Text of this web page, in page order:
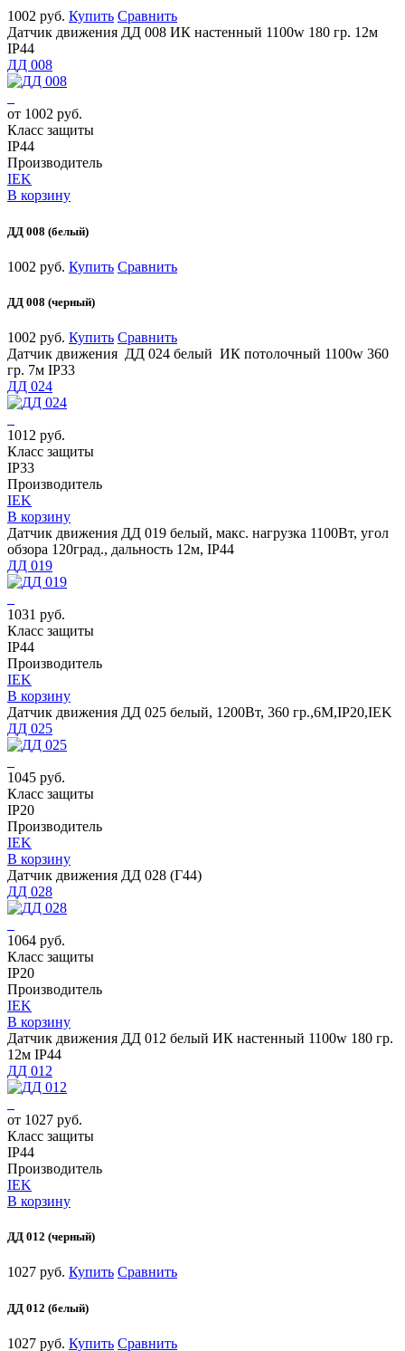
1002 руб. Купить Сравнить
Датчик движения ДД 008 ИК настенный 1100w 180 гр. 12м
IP44
ДД 008
от 1002 руб.
Класс защиты
IP44
Производитель
IEK
В корзину
ДД 008 (белый)
1002 руб. Купить Сравнить
ДД 008 (черный)
1002 руб. Купить Сравнить
Датчик движения ДД 024 белый ИК потолочный 1100w 360
гр. 7м IP33
ДД 024
1012 руб.
Класс защиты
IP33
Производитель
IEK
В корзину
Датчик движения ДД 019 белый, макс. нагрузка 1100Вт, угол
обзора 120град., дальность 12м, IP44
ДД 019
1031 руб.
Класс защиты
IP44
Производитель
IEK
В корзину
Датчик движения ДД 025 белый, 1200Вт, 360 гр.,6М,IP20,IEK
ДД 025
1045 руб.
Класс защиты
IP20
Производитель
IEK
В корзину
Датчик движения ДД 028 (Г44)
ДД 028
1064 руб.
Класс защиты
IP20
Производитель
IEK
В корзину
Датчик движения ДД 012 белый ИК настенный 1100w 180 гр.
12м IP44
ДД 012
от 1027 руб.
Класс защиты
IP44
Производитель
IEK
В корзину
ДД 012 (черный)
1027 руб. Купить Сравнить
ДД 012 (белый)
1027 руб. Купить Сравнить